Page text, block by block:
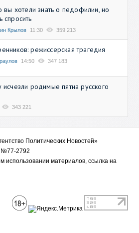
вы хотели знать о педофилии, но
спросить
Крылов 11:30 359 213
режиссерская трагедия
14:50 347 183
родимые пятна русского
343 221
Политических Новостей»
№77-2792
использовании материалов, ссылка на